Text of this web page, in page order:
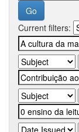
Current filters: